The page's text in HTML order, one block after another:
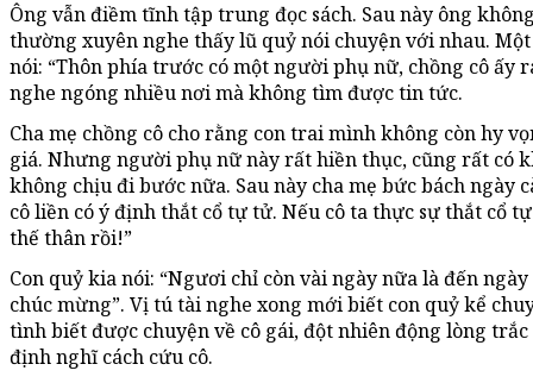
Ông vẫn điềm tĩnh tập trung đọc sách. Sau này ông
thường xuyên nghe thấy lũ quỷ nói chuyện với nhau.
nói: “Thôn phía trước có một người phụ nữ, chồng cô ấy
nghe ngóng nhiều nơi mà không tìm được tin tức.
Cha mẹ chồng cô cho rằng con trai mình không còn hy
giá. Nhưng người phụ nữ này rất hiền thục, cũng rất có
không chịu đi bước nữa. Sau này cha mẹ bức bách ngày
cô liền có ý định thắt cổ tự tử. Nếu cô ta thực sự thắt cổ
thế thân rồi!”
Con quỷ kia nói: “Ngươi chỉ còn vài ngày nữa là đến
chúc mừng”. Vị tú tài nghe xong mới biết con quỷ kể
tình biết được chuyện về cô gái, đột nhiên động lòng
định nghĩ cách cứu cô.